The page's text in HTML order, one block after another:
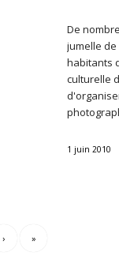
De
jumelle
habitants
culturelle
1 juin 2010
› »